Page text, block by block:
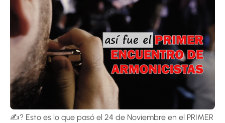
✍? Esto es lo que pasó el 24 de Noviembre en el PRIMER